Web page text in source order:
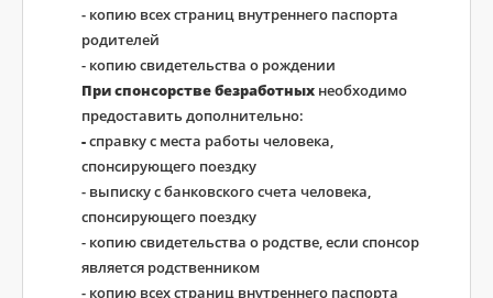
- копию всех страниц внутреннего паспорта
родителей
- копию свидетельства о рождении
При спонсорстве безработных необходимо
предоставить дополнительно:
-справку с места работы человека,
спонсирующего поездку
- выписку с банковского счета человека,
спонсирующего поездку
- копию свидетельства о родстве, если спонсор
является родственником
- копию всех страниц внутреннего паспорта